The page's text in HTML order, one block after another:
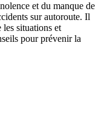
et du manque de
sur autoroute. Il
les situations et
pour prévenir la